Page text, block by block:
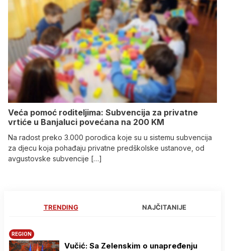
Veća pomoć roditeljima: Subvencija za privatne
vrtiće u Banjaluci povećana na 200 KM
Na radost preko 3.000 porodica koje su u sistemu subvencija
za djecu koja pohađaju privatne predškolske ustanove, od
avgustovske subvencije […]
TRENDING NAJČITANIJE
REGION
Vučić: Sa Zelenskim o unapređenju